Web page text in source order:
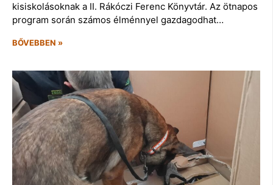
kisiskolásoknak a II. Rákóczi Ferenc Könyvtár. Az ötnapos
program során számos élménnyel gazdagodhat…
BŐVEBBEN »